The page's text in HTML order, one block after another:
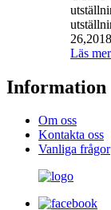
Läs mer
Information
Om oss
Kontakta oss
Vanliga frågor